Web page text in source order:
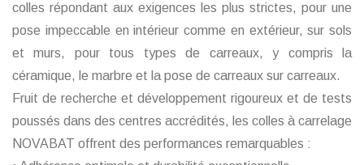
colles répondant aux exigences les plus strictes, pour une
pose impeccable en intérieur comme en extérieur, sur sols
et murs, pour tous types de carreaux, y compris la
céramique, le marbre et la pose de carreaux sur carreaux.
Fruit de recherche et développement rigoureux et de tests
poussés dans des centres accrédités, les colles à carrelage
NOVABAT offrent des performances remarquables :